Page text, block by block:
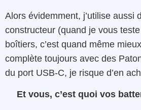
Alors évidemment, j’utilise aussi
constructeur (quand je vous
boîtiers, c’est quand même
complète toujours avec des
du port USB-C, je risque d’en
Et vous, c’est quoi vos